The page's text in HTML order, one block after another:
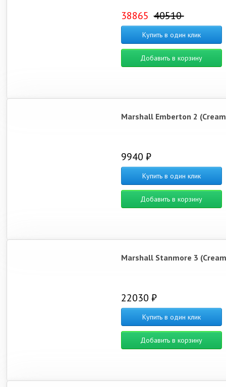
38865 40510
Купить в один клик
Добавить в корзину
Marshall Emberton 2
9940 ₽
Купить в один клик
Добавить в корзину
Marshall Stanmore 3
22030 ₽
Купить в один клик
Добавить в корзину